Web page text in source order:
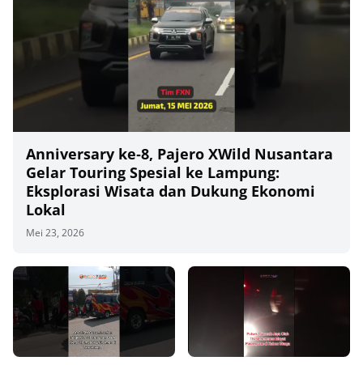
Anniversary ke‑8, Pajero XWild Nusantara
Gelar Touring Spesial ke Lampung:
Eksplorasi Wisata dan Dukung Ekonomi
Lokal
Mei 23, 2026